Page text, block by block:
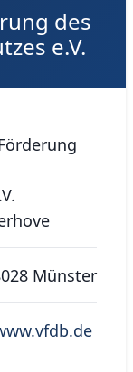
des
e.V.
Münster